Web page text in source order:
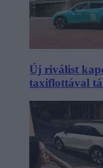
Új riválist
taxiflottával